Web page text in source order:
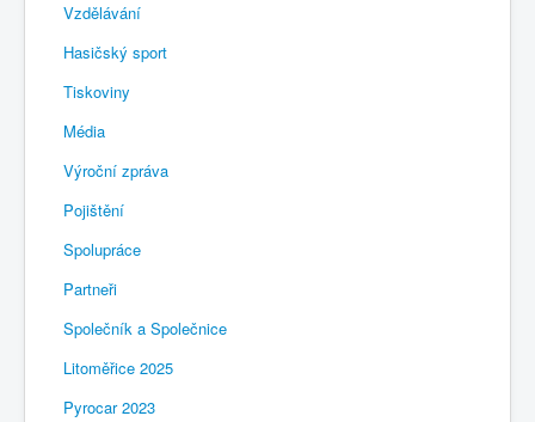
Vzdělávání
Hasičský sport
Tiskoviny
Média
Výroční zpráva
Pojištění
Spolupráce
Partneři
Společník a Společnice
Litoměřice 2025
Pyrocar 2023